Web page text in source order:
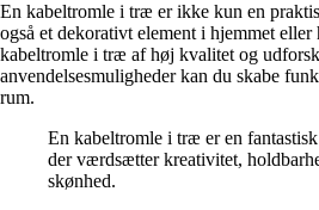
En kabeltromle i træ er ikke kun en
også et dekorativt element i hjemmet
kabeltromle i træ af høj kvalitet og
anvendelsesmuligheder kan du skabe
rum.
En kabeltromle i træ er en
der værdsætter kreativitet,
skønhed.